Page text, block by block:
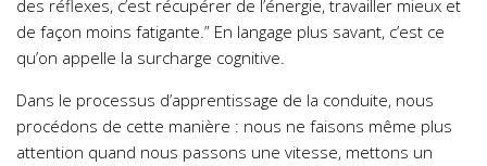
des réflexes, c’est récupérer de l’énergie, travailler mieux et
de façon moins fatigante.” En langage plus savant, c’est ce
qu’on appelle la surcharge cognitive.
Dans le processus d’apprentissage de la conduite, nous
procédons de cette manière : nous ne faisons même plus
attention quand nous passons une vitesse, mettons un